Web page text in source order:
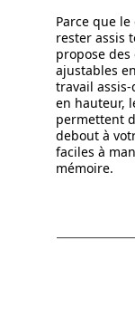
Parce que
rester assis
propose
ajustables
travail
en hauteur,
permettent
debout à
faciles à
mémoire.